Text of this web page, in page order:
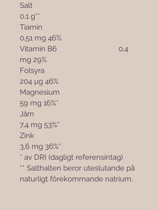
Salt
0,1 g**
Tiamin
0,51 mg 46%
Vitamin B6				0,4
mg 29%
Folsyra
204 µg 46%
Magnesium
59 mg 16%*
Järn
7,4 mg 53%*
Zink
3,6 mg 36%*
* av DRI (dagligt referensintag)
** Salthalten beror uteslutande på
naturligt förekommande natrium.